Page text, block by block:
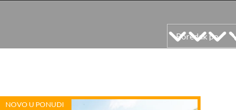
NOVO U PONUDI